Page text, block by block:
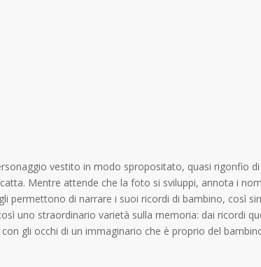
vestito in modo spropositato, quasi rigonfio
Mentre attende che la foto si sviluppi, annota i
permettono di narrare i suoi ricordi di bambino, così
uno straordinario varietà sulla memoria: dai ricordi
gli occhi di un immaginario che è proprio del